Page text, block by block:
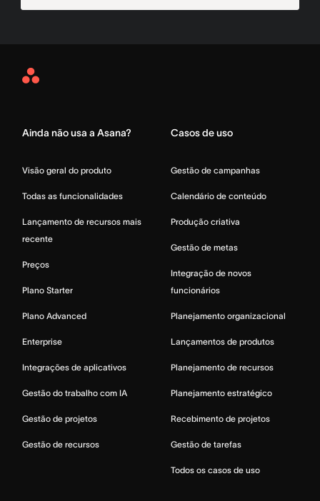
Asana
Ainda não usa a Asana?
Visão geral do produto
Todas as funcionalidades
Lançamento de recursos mais
recente
Preços
Plano Starter
Plano Advanced
Enterprise
Integrações de aplicativos
Gestão do trabalho com IA
Gestão de projetos
Gestão de recursos
Casos de uso
Gestão de campanhas
Calendário de conteúdo
Produção criativa
Gestão de metas
Integração de novos
funcionários
Planejamento organizacional
Lançamentos de produtos
Planejamento de recursos
Planejamento estratégico
Recebimento de projetos
Gestão de tarefas
Todos os casos de uso